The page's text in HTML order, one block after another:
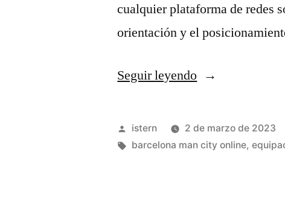
cualquier plataforma de redes
orientación y el
Seguir leyendo«comprar
Publicado
por
istern 2 de marzo de 2023
Etiquetas:
barcelona man city online,